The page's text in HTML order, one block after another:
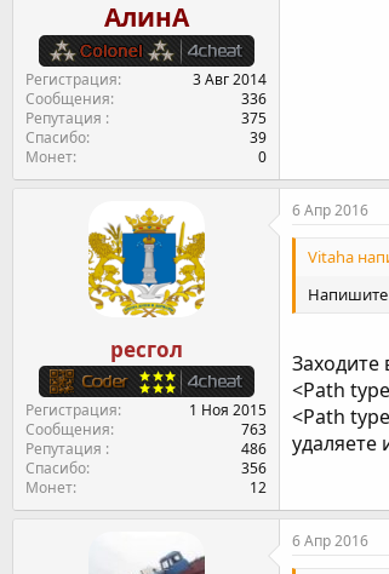
АлинА
Регистрация
3 Авг 2014
Сообщения
336
Репутация
375
Спасибо
39
Монет
0
ресгол
Регистрация
1 Ноя 2015
Сообщения
763
Репутация
486
Спасибо
356
Монет
12
6 Апр 2016
Vitaha
Напишите
Заходите
<Path
<Path
удаляете
6 Апр 2016